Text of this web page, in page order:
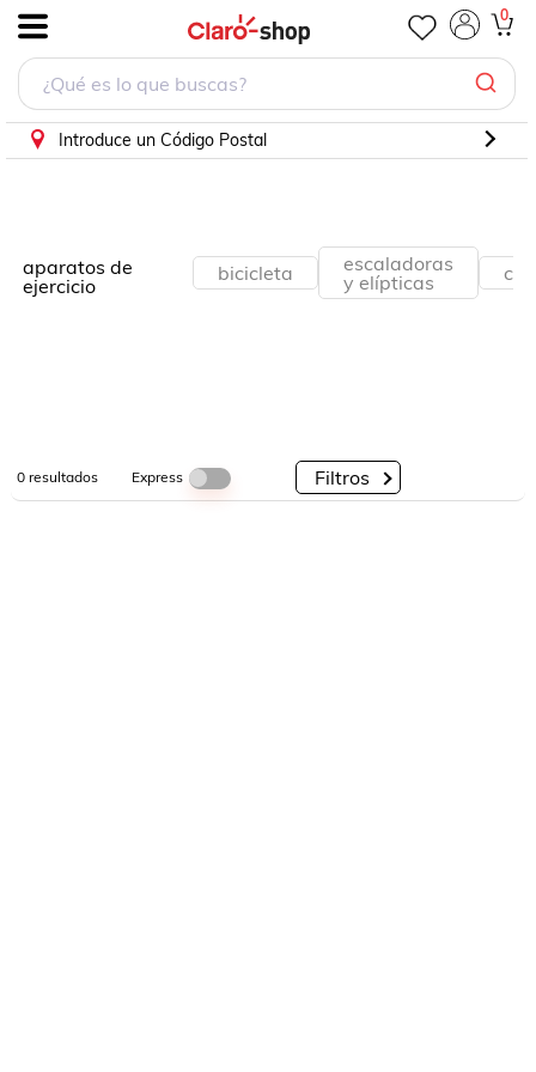
0
Introduce un Código Postal
aparatos de
ejercicio
bicicleta
escaladoras
y elípticas
0resultados Express Filtros
PorCategorías
PorMarcas
PorDescuento